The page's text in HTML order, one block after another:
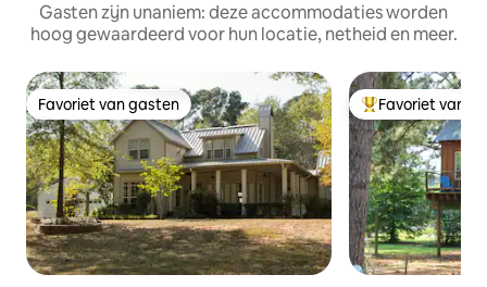
Gasten zijn unaniem: deze accommodaties worden
hoog gewaardeerd voor hun locatie, netheid en meer.
Favoriet van gasten
Favoriet van gasten Topfavoriet van
Favoriet van